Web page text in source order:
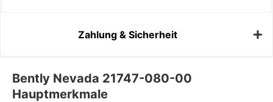
Zahlung & Sicherheit
Bently Nevada 21747-080-00
Hauptmerkmale